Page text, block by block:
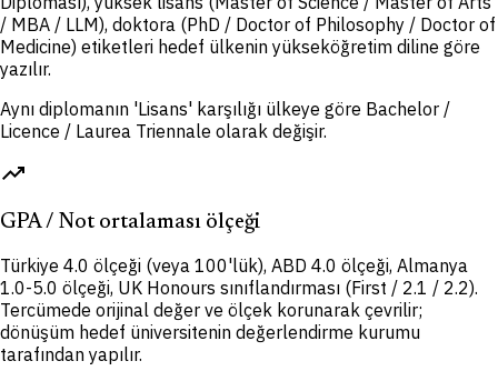
/ MBA / LLM), doktora (PhD / Doctor of Philosophy / Doctor of
Medicine) etiketleri hedef ülkenin yükseköğretim diline göre
yazılır.
Aynı diplomanın 'Lisans' karşılığı ülkeye göre Bachelor /
Licence / Laurea Triennale olarak değişir.
trending_up
GPA / Not ortalaması ölçeği
Türkiye 4.0 ölçeği (veya 100'lük), ABD 4.0 ölçeği, Almanya
1.0-5.0 ölçeği, UK Honours sınıflandırması (First / 2.1 / 2.2).
Tercümede orijinal değer ve ölçek korunarak çevrilir;
dönüşüm hedef üniversitenin değerlendirme kurumu
tarafından yapılır.